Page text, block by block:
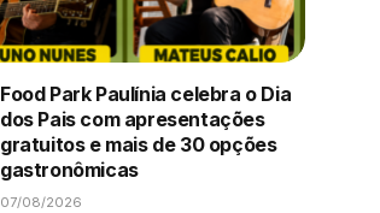
Food Park Paulínia celebra o Dia
dos Pais com apresentações
gratuitos e mais de 30 opções
gastronômicas
07/08/2026